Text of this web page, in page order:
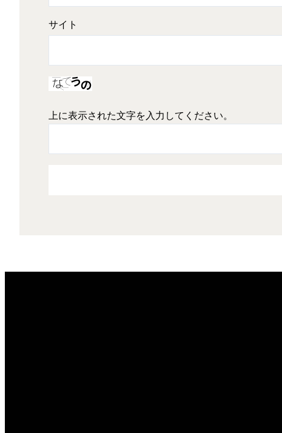
サイト
上に表示された文字を入力してください。